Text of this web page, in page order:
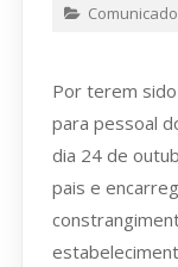
Por terem
para pessoal
dia 24 de
pais e